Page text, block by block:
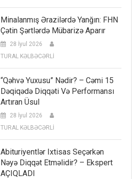
Minalanmış Ərazilərdə Yanğın: FHN
Çətin Şərtlərdə Mübarizə Aparır
28 İyul 2026
TURAL KƏLBƏCƏRLİ
“Qəhvə Yuxusu” Nədir? – Cəmi 15
Dəqiqədə Diqqəti Və Performansı
Artıran Üsul
28 İyul 2026
TURAL KƏLBƏCƏRLİ
Abituriyentlər Ixtisas Seçərkən
Nəyə Diqqət Etməlidir? – Ekspert
AÇIQLADI